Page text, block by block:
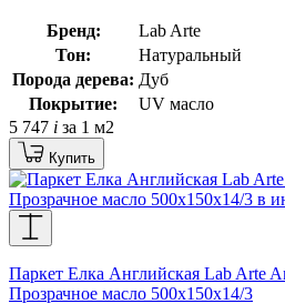
Бренд:
Lab Arte
Тон:
Натуральный
Порода дерева: Дуб
Покрытие:
UV масло
5 747 i за 1 м2
Купить
Паркет Елка Английская Lab Arte
Прозрачное масло 500х150х14/3